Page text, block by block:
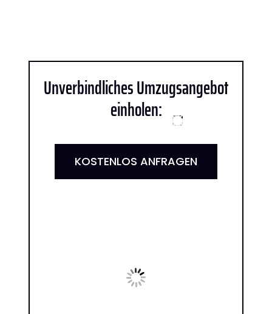
Unverbindliches Umzugsangebot
einholen:
KOSTENLOS ANFRAGEN